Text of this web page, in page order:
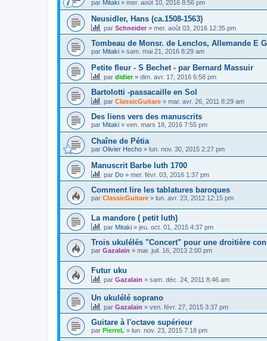
par Mitaki » mer. août 10, 2016 8:56 pm
Neusidler, Hans (ca.1508-1563)
par Schneider » mer. août 03, 2016 12:35 pm
Tombeau de Monsr. de Lenclos, Allemande E
par Mitaki » sam. mai 21, 2016 8:29 am
Petite fleur - S Bechet - par Bernard Massuir
par didier» dim. avr. 17, 2016 6:58 pm
Bartolotti -passacaille en Sol
par ClassicGuitare » mar. avr. 26, 2011 8:29 am
Des liens vers des manuscrits
par Mitaki » ven. mars 18, 2016 7:55 pm
Chaîne de Pétia
par Olivier Hecho » lun. nov. 30, 2015 2:27 pm
Manuscrit Barbe luth 1700
par Do » mer. févr. 03, 2016 1:37 pm
Comment lire les tablatures baroques
par ClassicGuitare » lun. avr. 23, 2012 12:15 pm
La mandore ( petit luth)
par Mitaki » jeu. oct. 01, 2015 4:37 pm
Trois ukulélés "Concert" pour une droitière
par Gazalain » mar. juil. 16, 2013 2:00 pm
Futur uku
par Gazalain » sam. déc. 24, 2011 8:46 am
Un ukulélé soprano
par Gazalain » ven. févr. 27, 2015 3:37 pm
Guitare à l'octave supérieur
par PierreL » lun. nov. 23, 2015 7:18 pm